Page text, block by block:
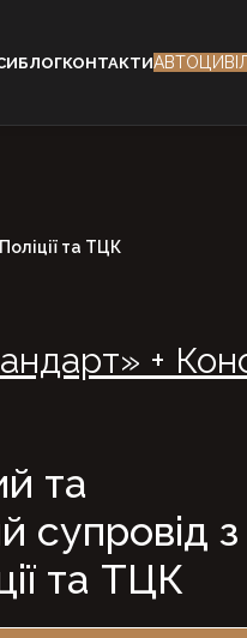
БЛОГКОНТАКТИ
та ТЦК
+
та
супровід
та ТЦК